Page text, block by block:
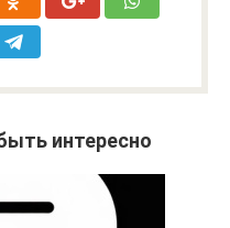
интересно